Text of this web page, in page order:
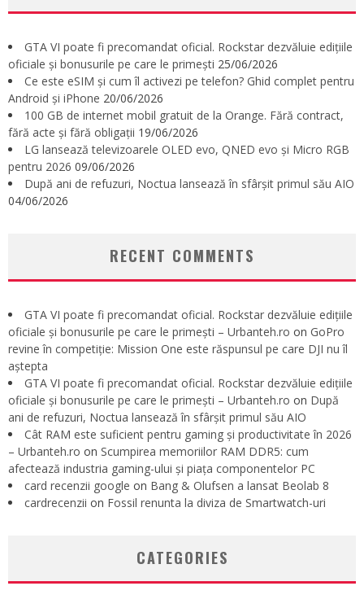
GTA VI poate fi precomandat oficial. Rockstar dezvăluie edițiile
oficiale și bonusurile pe care le primești 25/06/2026
Ce este eSIM și cum îl activezi pe telefon? Ghid complet pentru
Android și iPhone 20/06/2026
100 GB de internet mobil gratuit de la Orange. Fără contract,
fără acte și fără obligații 19/06/2026
LG lansează televizoarele OLED evo, QNED evo și Micro RGB
pentru 2026 09/06/2026
După ani de refuzuri, Noctua lansează în sfârșit primul său AIO
04/06/2026
RECENT COMMENTS
GTA VI poate fi precomandat oficial. Rockstar dezvăluie edițiile
oficiale și bonusurile pe care le primești – Urbanteh.ro on GoPro
revine în competiție: Mission One este răspunsul pe care DJI nu îl
aștepta
GTA VI poate fi precomandat oficial. Rockstar dezvăluie edițiile
oficiale și bonusurile pe care le primești – Urbanteh.ro on După
ani de refuzuri, Noctua lansează în sfârșit primul său AIO
Cât RAM este suficient pentru gaming și productivitate în 2026
– Urbanteh.ro on Scumpirea memoriilor RAM DDR5: cum
afectează industria gaming-ului și piața componentelor PC
card recenzii google on Bang & Olufsen a lansat Beolab 8
cardrecenzii on Fossil renunta la diviza de Smartwatch-uri
CATEGORIES